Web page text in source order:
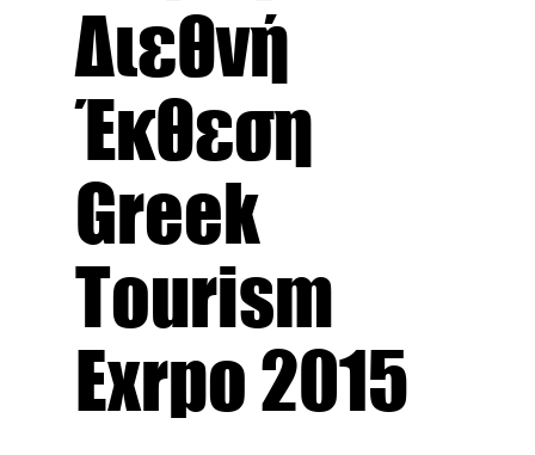
Διεθνή
Έκθεση
Greek
Tourism
Exrpo 2015